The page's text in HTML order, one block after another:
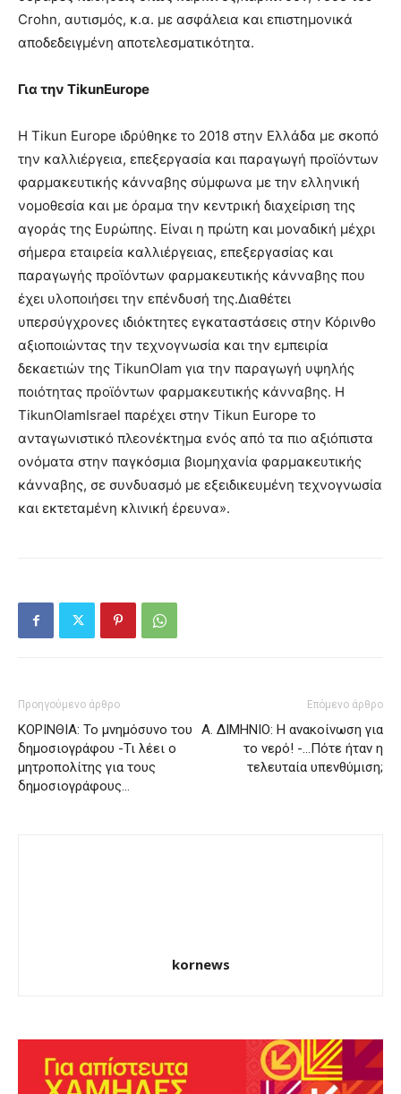
Crohn, αυτισμός, κ.α. με ασφάλεια και επιστημονικά
αποδεδειγμένη αποτελεσματικότητα.
Για την TikunEurope
Η Tikun Europe ιδρύθηκε το 2018 στην Ελλάδα με σκοπό
την καλλιέργεια, επεξεργασία και παραγωγή προϊόντων
φαρμακευτικής κάνναβης σύμφωνα με την ελληνική
νομοθεσία και με όραμα την κεντρική διαχείριση της
αγοράς της Ευρώπης. Είναι η πρώτη και μοναδική μέχρι
σήμερα εταιρεία καλλιέργειας, επεξεργασίας και
παραγωγής προϊόντων φαρμακευτικής κάνναβης που
έχει υλοποιήσει την επένδυσή της.Διαθέτει
υπερσύγχρονες ιδιόκτητες εγκαταστάσεις στην Κόρινθο
αξιοποιώντας την τεχνογνωσία και την εμπειρία
δεκαετιών της TikunOlam για την παραγωγή υψηλής
ποιότητας προϊόντων φαρμακευτικής κάνναβης. Η
TikunOlamIsrael παρέχει στην Tikun Europe το
ανταγωνιστικό πλεονέκτημα ενός από τα πιο αξιόπιστα
ονόματα στην παγκόσμια βιομηχανία φαρμακευτικής
κάνναβης, σε συνδυασμό με εξειδικευμένη τεχνογνωσία
και εκτεταμένη κλινική έρευνα».
Προηγούμενο άρθρο
ΚΟΡΙΝΘΙΑ: Το μνημόσυνο του
δημοσιογράφου -Τι λέει ο
μητροπολίτης για τους
δημοσιογράφους…
Επόμενο άρθρο
Α. ΔΙΜΗΝΙΟ: Η ανακοίνωση για
το νερό! -…Πότε ήταν η
τελευταία υπενθύμιση;
kornews